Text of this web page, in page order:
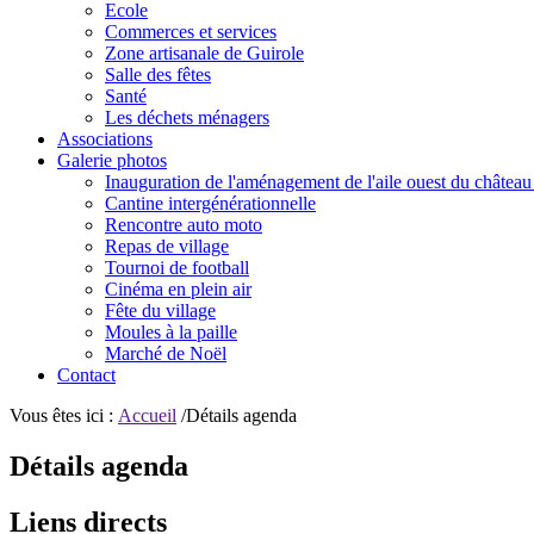
Ecole
Commerces et services
Zone artisanale de Guirole
Salle des fêtes
Santé
Les déchets ménagers
Associations
Galerie photos
Inauguration de l'aménagement de l'aile ouest du
Cantine intergénérationnelle
Rencontre auto moto
Repas de village
Tournoi de football
Cinéma en plein air
Fête du village
Moules à la paille
Marché de Noël
Contact
Vous êtes ici : Accueil /Détails agenda
Détails agenda
Liens directs